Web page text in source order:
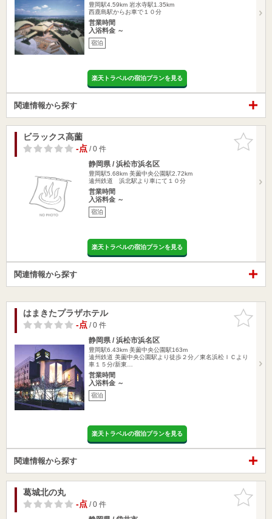
豊岡駅4.59km 岩水寺駅1.35km
西鹿島駅からお車で１０分
営業時間
入浴料金 ～
宿泊
楽天トラベルの宿泊プランを見る
関連情報から探す
お気に入
りに追加
ビラックス高薗
-点/ 0 件
静岡県 / 浜松市浜名区
豊岡駅5.68km 美薗中央公園駅2.72km
遠州鉄道 浜北駅より車にて１０分
営業時間
入浴料金 ～
宿泊
楽天トラベルの宿泊プランを見る
関連情報から探す
お気に入
りに追加
はまきたプラザホテル
-点/ 0 件
静岡県 / 浜松市浜名区
豊岡駅6.43km 美薗中央公園駅163m
遠州鉄道 美薗中央公園駅より徒歩２分／東名浜松ＩＣより
車１５分/新東…
営業時間
入浴料金 ～
宿泊
楽天トラベルの宿泊プランを見る
関連情報から探す
お気に入
りに追加
葛城北の丸
-点/ 0 件